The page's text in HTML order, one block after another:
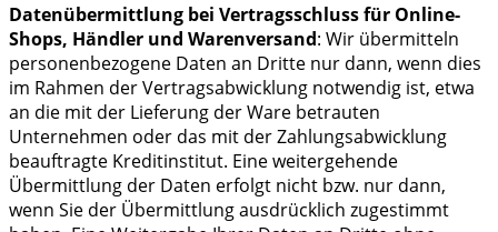
Datenübermittlung bei Vertragsschluss für Online-
Shops, Händler und Warenversand: Wir übermitteln
personenbezogene Daten an Dritte nur dann, wenn dies
im Rahmen der Vertragsabwicklung notwendig ist, etwa
an die mit der Lieferung der Ware betrauten
Unternehmen oder das mit der Zahlungsabwicklung
beauftragte Kreditinstitut. Eine weitergehende
Übermittlung der Daten erfolgt nicht bzw. nur dann,
wenn Sie der Übermittlung ausdrücklich zugestimmt